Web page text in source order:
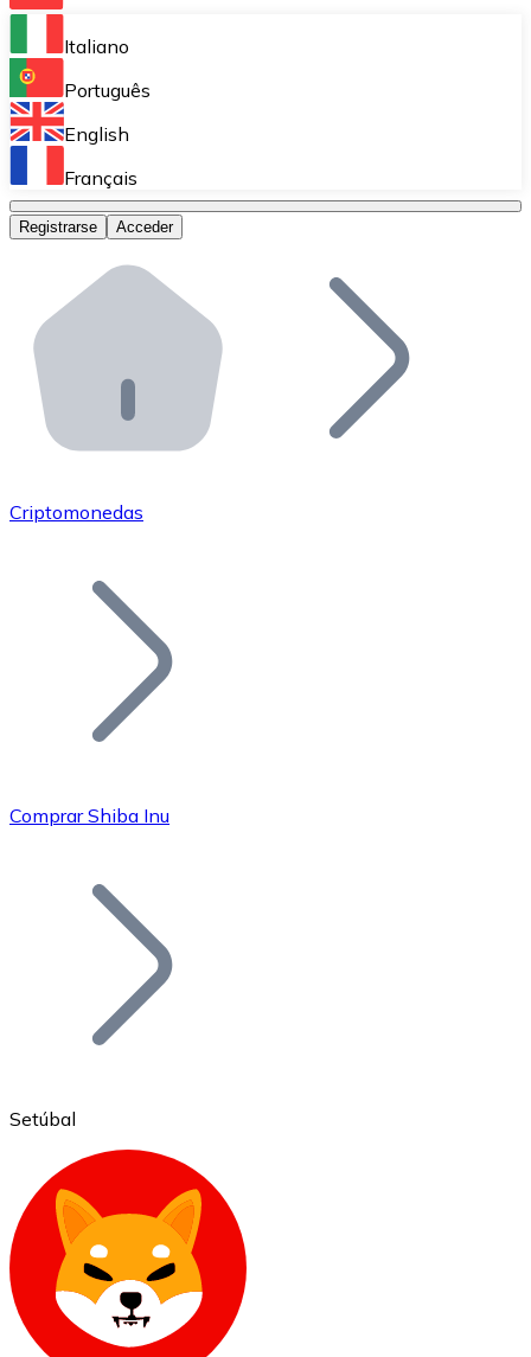
Bitnovo Ramp
Integra nuestra solución en tu plataforma.
Bitnovo Giftcards
Bitnovo OTC
Bitnovo ATM
Integra un ATM Bitnovo en tu negocio y permite que
Bitnovo API
Integra nuestra API en tu ecosistema.
Únete a nuestra red de distribuidores.
Añade tu proyecto a nuestro ecosistema.
Bitcoin
Ethereum
ETH
Italiano
Português
English
Français
Registrarse Acceder
Criptomonedas
Comprar Shiba Inu
Setúbal